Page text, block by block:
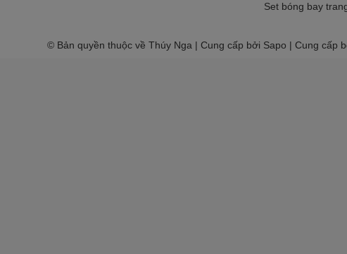
Set bóng bay
© Bản quyền thuộc về Thúy Nga | Cung cấp bởi Sapo | Cung cấp